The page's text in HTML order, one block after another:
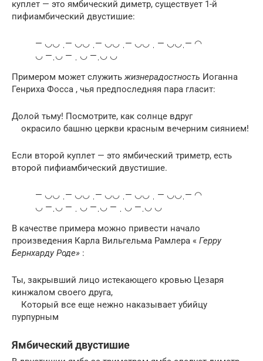
куплет — это ямбический диметр, существует 1-й
пифиамбический двустишие:
— ◡◡ ˌ— ◡◡ ˌ— ◡◡ ˌ— ◡◡ ˌ — ◡◡ˌ— ◠
◡ —ˌ◡ — ˌ ◡ —ˌ◡ ◡
Примером может служитьжизнерадостность Иоганна
Генриха Фосса , чья предпоследняя пара гласит:
Долой тьму! Посмотрите, как солнце вдруг
окрасило башню церкви красным вечерним сиянием!
Если второй куплет — это ямбический триметр, есть
второй пифиамбический двустишие.
— ◡◡ ˌ— ◡◡ ˌ— ◡◡ ˌ— ◡◡ ˌ — ◡◡ˌ— ◠
◡ —ˌ◡ — ˌ ◡ —ˌ◡ — ˌ ◡ —ˌ◡ ◡
В качестве примера можно привести начало
произведения Карла Вильгельма Рамлера « Герру
Бернхарду Роде» :
Ты, закрывший лицо истекающего кровью Цезаря
кинжалом своего друга,
Который все еще нежно наказывает убийцу
пурпурным
Ямбический двустишие